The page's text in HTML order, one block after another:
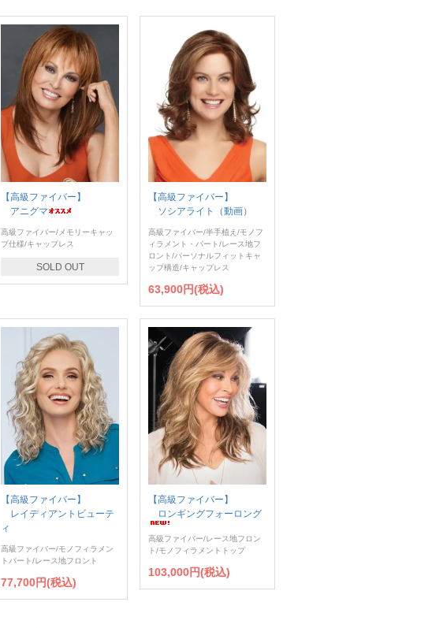
【高級ファイバー】
アニグマ
高級ファイバー/メモリーキャッ
プ仕様/キャップレス
SOLD OUT
【高級ファイバー】
ソシアライト（動画）
高級ファイバー/半手植え/モノフ
ィラメント・パート/レース地フ
ロント/パーソナルフィットキャ
ップ構造/キャップレス
63,900円(税込)
【高級ファイバー】
レイディアントビューテ
ィ
高級ファイバー/モノフィラメン
トパート/レース地フロント
77,700円(税込)
【高級ファイバー】
ロンギングフォーロング
高級ファイバー/レース地フロン
ト/モノフィラメントトップ
103,000円(税込)